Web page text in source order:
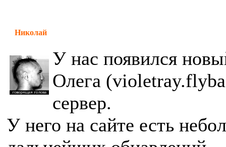
Николай
У нас появился
Олега
сервер.
У него на сайте есть